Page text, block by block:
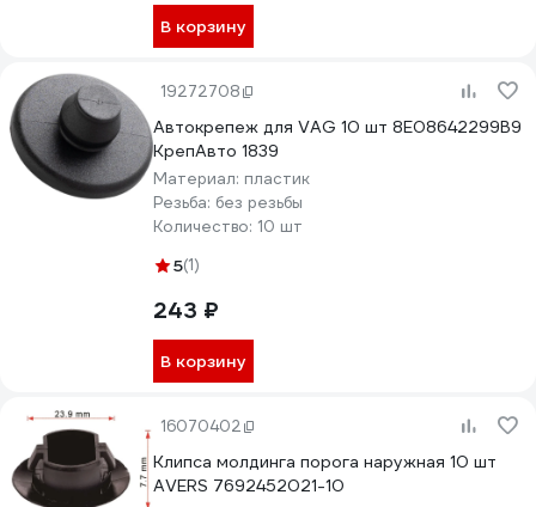
В корзину
19272708
Автокрепеж для VAG 10 шт 8E08642299B9
КрепАвто 1839
Материал: пластик
Резьба: без резьбы
Количество: 10 шт
5(1)
243 ₽
В корзину
16070402
Клипса молдинга порога наружная 10 шт
AVERS 7692452021-10